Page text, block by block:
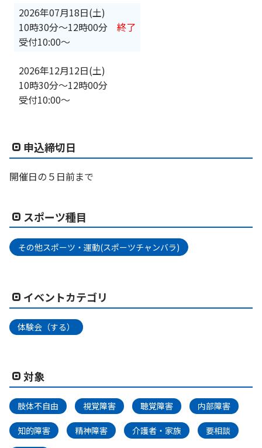
2026年07月18日(土)
10時30分〜12時00分
受付10:00～
終了
2026年12月12日(土)
10時30分〜12時00分
受付10:00～
申込締切日
開催日の５日前まで
スポーツ種目
その他スポーツ・運動(スポーツチャンバラ)
イベントカテゴリ
体験会（する）
対象
肢体不自由 視覚障害 聴覚障害 内部障害
知的障害 精神障害 介護者・家族 要相談